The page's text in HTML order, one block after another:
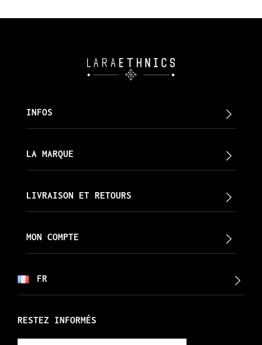
INFOS
LA MARQUE
LIVRAISON ET RETOURS
MON COMPTE
FR
RESTEZ INFORMÉS